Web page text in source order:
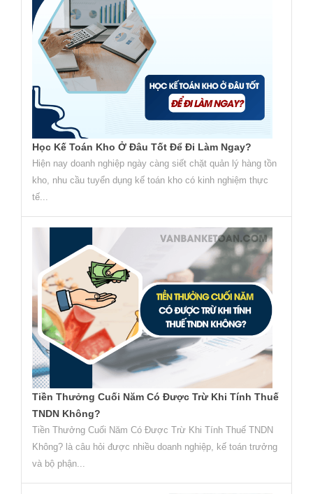
Học Kế Toán Kho Ở Đâu Tốt Để Đi Làm Ngay?
Hiện nay doanh nghiệp ngày càng siết chặt quản lý hàng tồn
kho, nhu cầu tuyển dụng kế toán kho có kinh nghiệm thực
tế...
Tiền Thưởng Cuối Năm Có Được Trừ Khi Tính Thuế
TNDN Không?
Tiền Thưởng Cuối Năm Có Được Trừ Khi Tính Thuế TNDN
Không? là câu hỏi được nhiều doanh nghiệp, kế toán trưởng
và bộ phận...